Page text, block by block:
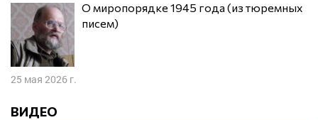
О миропорядке 1945 года (из тюремных
писем)
25 мая 2026 г.
ВИДЕО